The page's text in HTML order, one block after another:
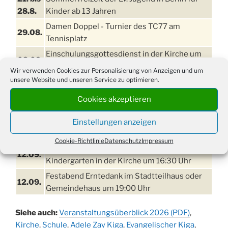
Wir verwenden Cookies zur Personalisierung von Anzeigen und um
unsere Website und unseren Service zu optimieren.
Cookies akzeptieren
Einstellungen anzeigen
Cookie-RichtlinieDatenschutzImpressum
28.8.
Kinder ab 13 Jahren
29.08.
Damen Doppel - Turnier des TC77 am
Tennisplatz
03.09.
Einschulungsgottesdienst in der Kirche um
09:00 Uhr
11. bis
Erntefest in Drabenderhöhe
Disco für Jung und Junggebliebene
(Ernteverein) im Stadtteilhaus oder
Gemeindehaus um 20:00 Uhr
12.09.
Kindergarten in der Kirche um 16:30 Uhr
12.09.
Festabend Erntedank im Stadtteilhaus oder
Gemeindehaus um 19:00 Uhr
13.09.
Stadtteilhaus um 14:00 Uhr
Siehe auch:Veranstaltungsüberblick 2026 (PDF),
Kirche, Schule,Adele Zay Kiga, Evangelischer Kiga,